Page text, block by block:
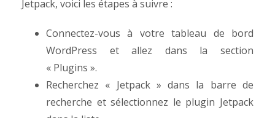
Jetpack, voici les étapes à suivre :
Connectez-vous à votre tableau de bord
WordPress et allez dans la section
« Plugins ».
Recherchez « Jetpack » dans la barre de
recherche et sélectionnez le plugin Jetpack